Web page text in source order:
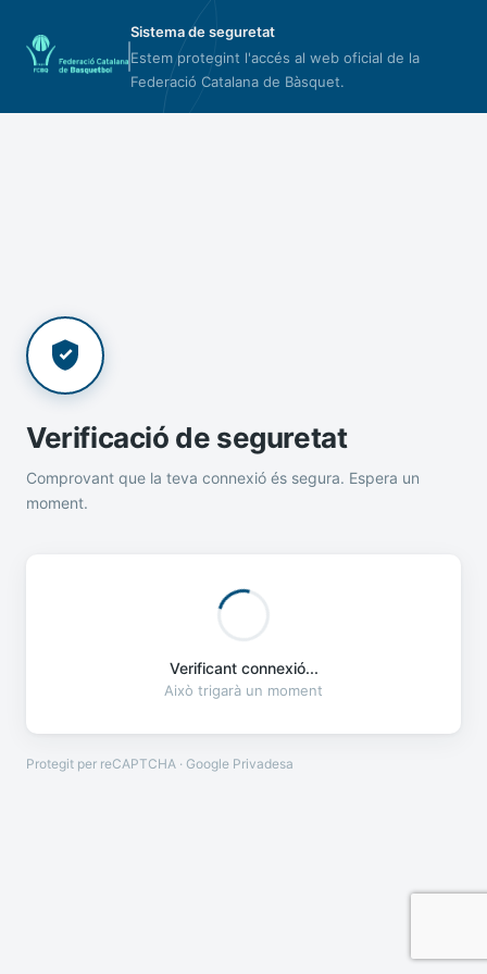
Sistema de seguretat
Estem protegint l'accés al web oficial de la
Federació Catalana de Bàsquet.
Verificació de seguretat
Comprovant que la teva connexió és segura. Espera un
moment.
Verificant connexió...
Això trigarà un moment
Protegit per reCAPTCHA · Google Privadesa